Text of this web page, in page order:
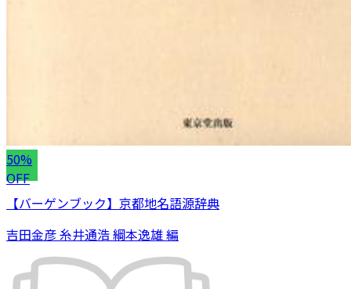
50%
OFF
【バーゲンブック】京都地名語源辞典
吉田金彦 糸井通浩 綱本逸雄 編